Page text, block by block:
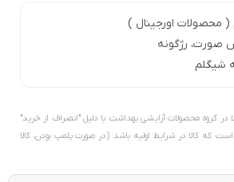
( محصولات اورجینال )
صورت، رژگونه
شیگلم
در گروه محصولات آرایشی بهداشت با دلیل "انصراف از خرید"
است که کالا در شرایط اولیه باشد (در صورت پلمپ بودن، کالا